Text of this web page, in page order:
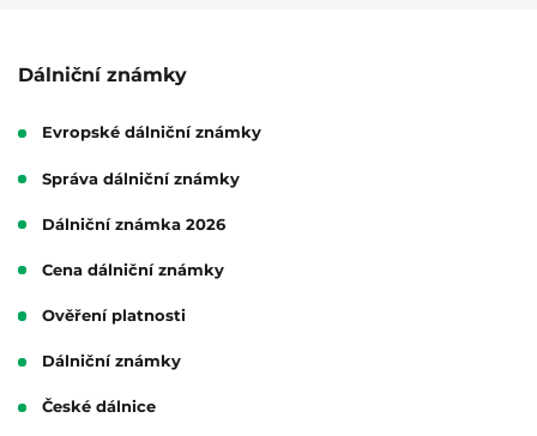
Dálniční známky
Evropské dálniční známky
Správa dálniční známky
Dálniční známka 2026
Cena dálniční známky
Ověření platnosti
Dálniční známky
České dálnice